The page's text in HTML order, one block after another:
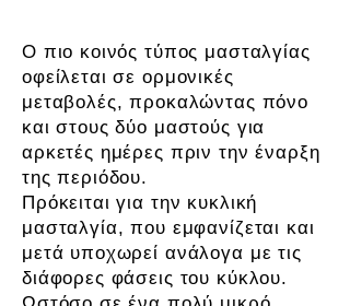
Ο πιο κοινός τύπος μασταλγίας
οφείλεται σε ορμονικές
μεταβολές, προκαλώντας πόνο
και στους δύο μαστούς για
αρκετές ημέρες πριν την έναρξη
της περιόδου.
Πρόκειται για την κυκλική
μασταλγία, που εμφανίζεται και
μετά υποχωρεί ανάλογα με τις
διάφορες φάσεις του κύκλου.